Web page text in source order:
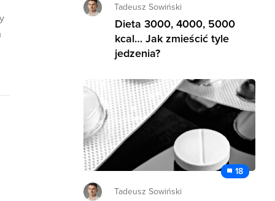
Tadeusz Sowiński
Dieta 3000, 4000, 5000
kcal… Jak zmieścić tyle
jedzenia?
18
Tadeusz Sowiński